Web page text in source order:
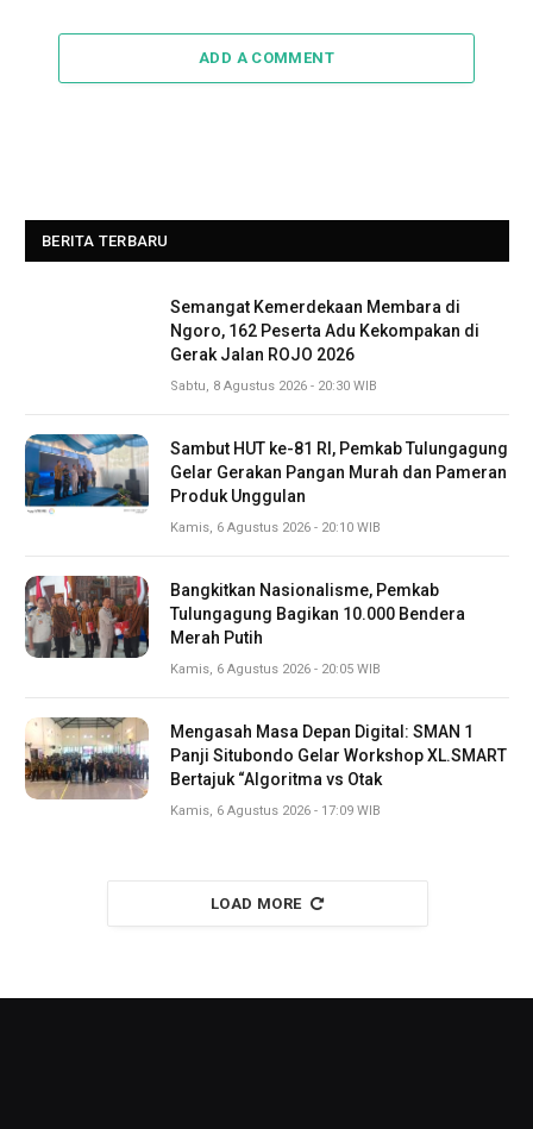
ADD A COMMENT
BERITA TERBARU
Semangat Kemerdekaan Membara di
Ngoro, 162 Peserta Adu Kekompakan di
Gerak Jalan ROJO 2026
Sabtu, 8 Agustus 2026 - 20:30 WIB
Sambut HUT ke-81 RI, Pemkab Tulungagung
Gelar Gerakan Pangan Murah dan Pameran
Produk Unggulan
Kamis, 6 Agustus 2026 - 20:10 WIB
Bangkitkan Nasionalisme, Pemkab
Tulungagung Bagikan 10.000 Bendera
Merah Putih
Kamis, 6 Agustus 2026 - 20:05 WIB
Mengasah Masa Depan Digital: SMAN 1
Panji Situbondo Gelar Workshop XL.SMART
Bertajuk “Algoritma vs Otak
Kamis, 6 Agustus 2026 - 17:09 WIB
LOAD MORE